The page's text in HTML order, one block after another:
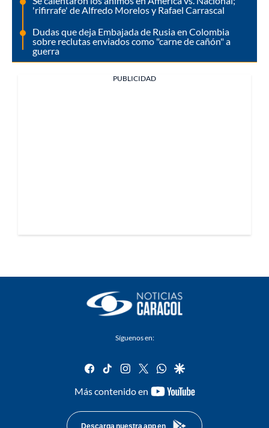
'rifirrafe' de Alfredo Morelos y Rafael Carrascal
Dudas que deja Embajada de Rusia en Colombia
sobre reclutas enviados como "carne de cañón" a
guerra
PUBLICIDAD
Síguenos en:
facebook
tiktok instagram
twitterwhatsapp
google
Más contenido en
youtube-
Descarga nuestra app en